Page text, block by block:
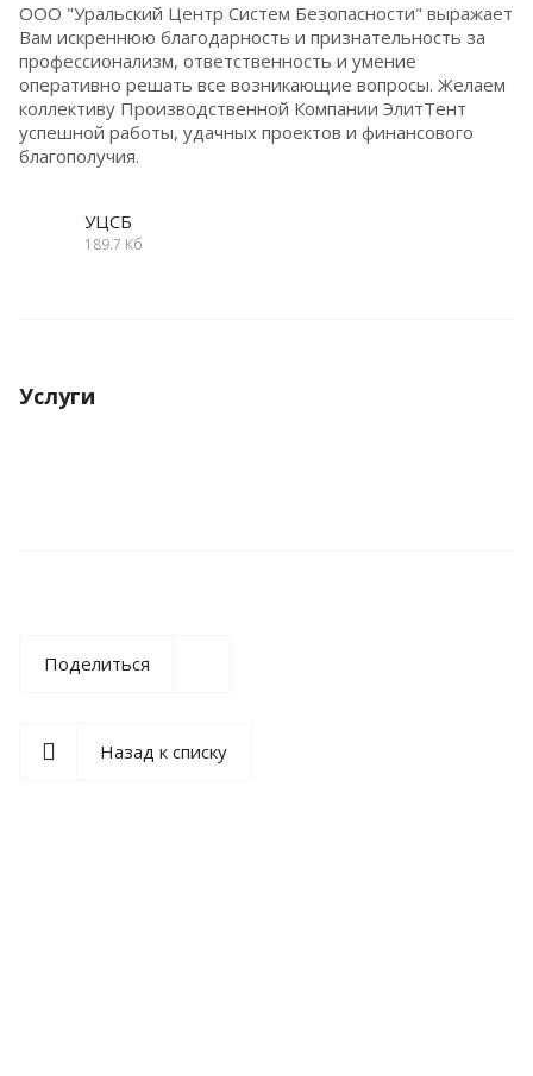
ООО "Уральский Центр Систем Безопасности" выражает
Вам искреннюю благодарность и признательность за
профессионализм, ответственность и умение
оперативно решать все возникающие вопросы. Желаем
коллективу Производственной Компании ЭлитТент
успешной работы, удачных проектов и финансового
благополучия.
УЦСБ
189.7 Кб
Услуги
Поделиться
Назад к списку